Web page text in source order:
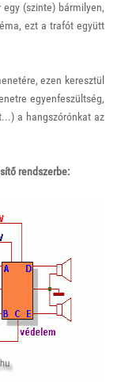
(szinte) bármilyen,
ezt a trafót együtt
ezen keresztül
egyenfeszültség,
a hangszórónkat az
rendszerbe: